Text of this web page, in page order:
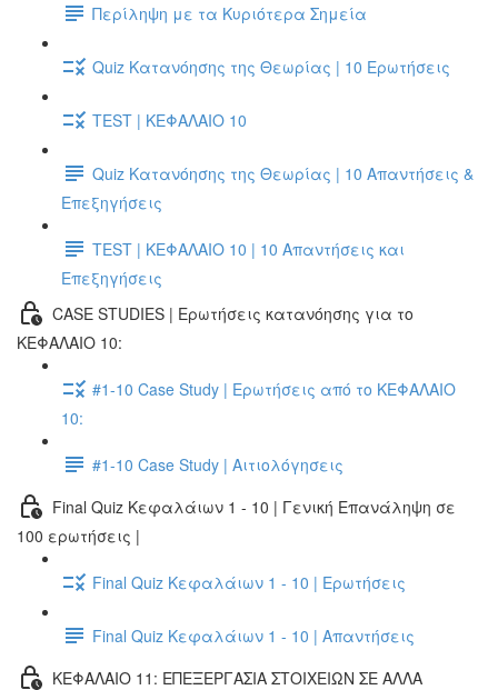
Περίληψη με τα Κυριότερα Σημεία
Quiz Κατανόησης της Θεωρίας | 10 Ερωτήσεις
TEST | ΚΕΦΑΛΑΙΟ 10
Quiz Κατανόησης της Θεωρίας | 10 Απαντήσεις &
Επεξηγήσεις
TEST | ΚΕΦΑΛΑΙΟ 10 | 10 Απαντήσεις και
Επεξηγήσεις
CASE STUDIES | Ερωτήσεις κατανόησης για το
ΚΕΦΑΛΑΙΟ 10:
#1-10 Case Study | Ερωτήσεις από το ΚΕΦΑΛΑΙΟ
10:
#1-10 Case Study | Αιτιολόγησεις
Final Quiz Κεφαλάιων 1 - 10 | Γενική Επανάληψη σε
100 ερωτήσεις |
Final Quiz Κεφαλάιων 1 - 10 | Ερωτήσεις
Final Quiz Κεφαλάιων 1 - 10 | Απαντήσεις
ΚΕΦΑΛΑΙΟ 11: ΕΠΕΞΕΡΓΑΣΙΑ ΣΤΟΙΧΕΙΩΝ ΣΕ ΑΛΛΑ